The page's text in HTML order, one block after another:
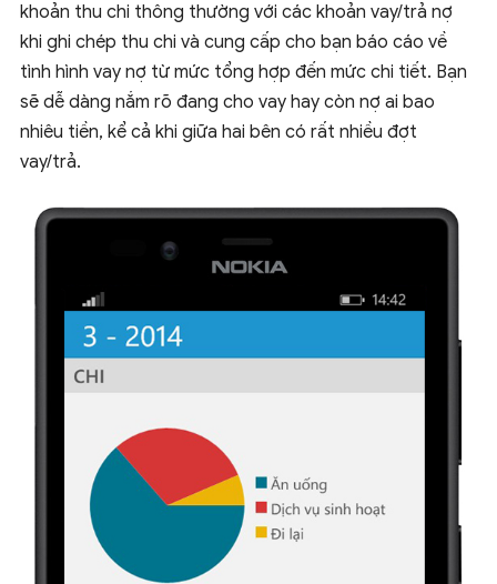
khoản thu chi thông thường với các khoản vay/trả nợ
khi ghi chép thu chi và cung cấp cho bạn báo cáo về
tình hình vay nợ từ mức tổng hợp đến mức chi tiết. Bạn
sẽ dễ dàng nắm rõ đang cho vay hay còn nợ ai bao
nhiêu tiền, kể cả khi giữa hai bên có rất nhiều đợt
vay/trả.